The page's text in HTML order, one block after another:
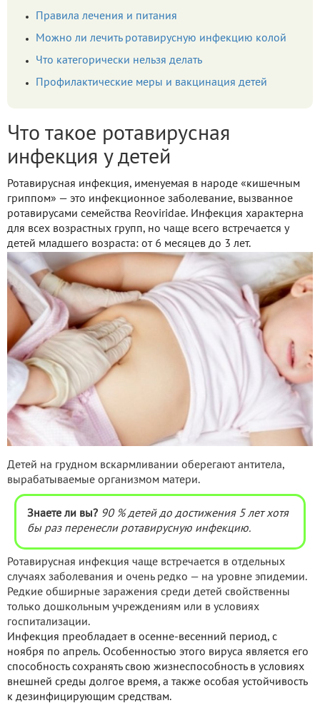
Правила лечения и питания
Можно ли лечить ротавирусную инфекцию колой
Что категорически нельзя делать
Профилактические меры и вакцинация детей
Что такое ротавирусная
инфекция у детей
Ротавирусная инфекция, именуемая в народе «кишечным
гриппом» — это инфекционное заболевание, вызванное
ротавирусами семейства Reoviridae. Инфекция характерна
для всех возрастных групп, но чаще всего встречается у
детей младшего возраста: от 6 месяцев до 3 лет.
Детей на грудном вскармливании оберегают антитела,
вырабатываемые организмом матери.
Знаете ли вы? 90 % детей до достижения 5 лет хотя
бы раз перенесли ротавирусную инфекцию.
Ротавирусная инфекция чаще встречается в отдельных
случаях заболевания и очень редко — на уровне эпидемии.
Редкие обширные заражения среди детей свойственны
только дошкольным учреждениям или в условиях
госпитализации.
Инфекция преобладает в осенне-весенний период, с
ноября по апрель. Особенностью этого вируса является его
способность сохранять свою жизнеспособность в условиях
внешней среды долгое время, а также особая устойчивость
к дезинфицирующим средствам.